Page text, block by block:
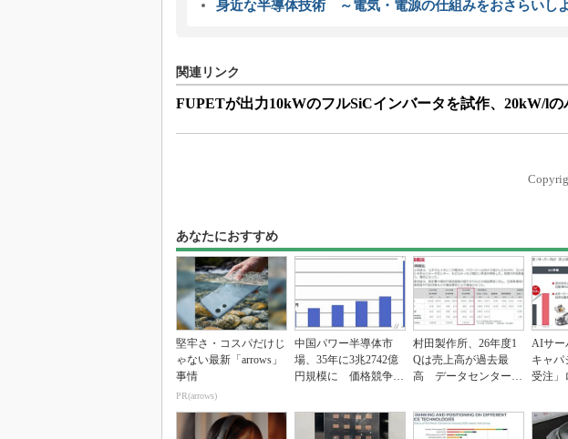
身近な半導体技術 ～電気・電源の仕組みをおさらいし
関連リンク
FUPETが出力10kWのフルSiCインバータを試作、20kW/l
あなたにおすすめ
堅牢さ・コスパだけじ
ゃない最新「arrows」
事情
PR(arrows)
中国パワー半導体市
場、35年に3兆2742億
円規模に 価格競争さ
村田製作所、26年度1
Qは売上高が過去最
高 データセンター関
AIサー
キャパ
受注」